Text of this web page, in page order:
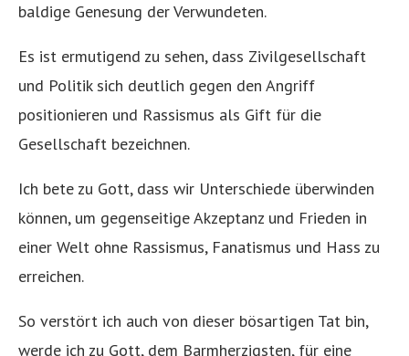
baldige Genesung der Verwundeten.
Es ist ermutigend zu sehen, dass Zivilgesellschaft
und Politik sich deutlich gegen den Angriff
positionieren und Rassismus als Gift für die
Gesellschaft bezeichnen.
Ich bete zu Gott, dass wir Unterschiede überwinden
können, um gegenseitige Akzeptanz und Frieden in
einer Welt ohne Rassismus, Fanatismus und Hass zu
erreichen.
So verstört ich auch von dieser bösartigen Tat bin,
werde ich zu Gott, dem Barmherzigsten, für eine